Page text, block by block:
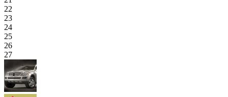
22
23
24
25
26
27